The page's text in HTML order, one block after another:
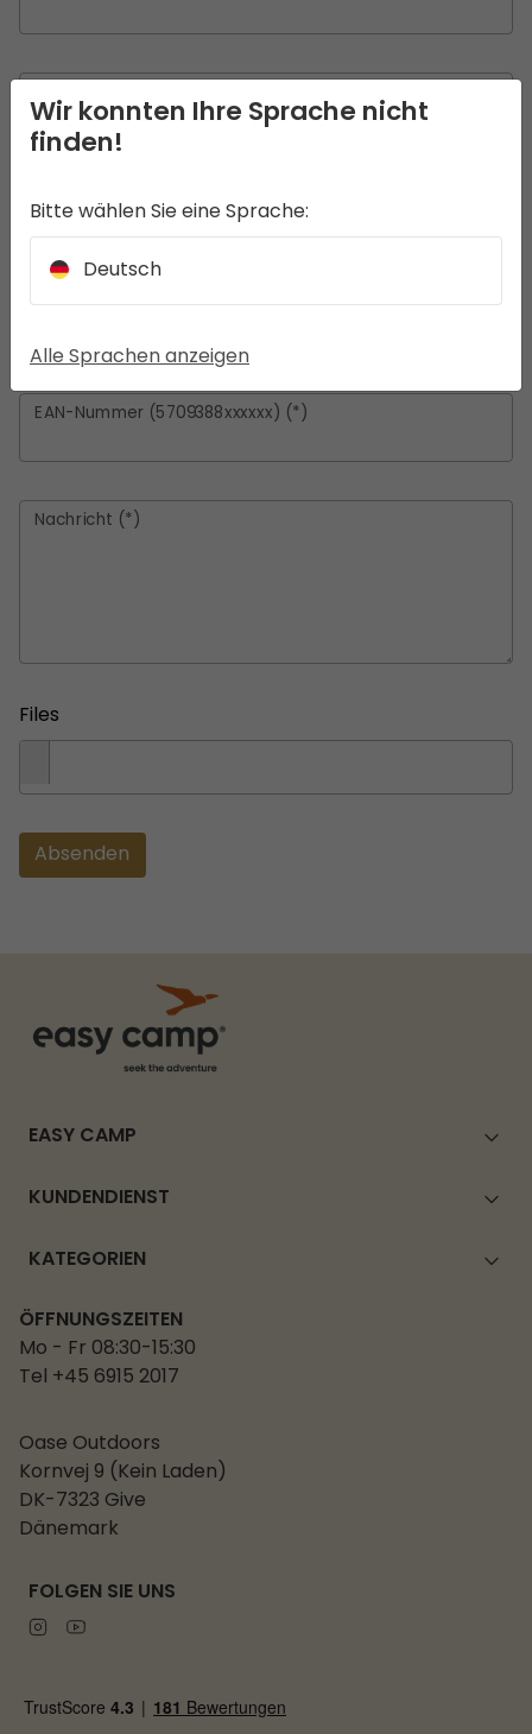
Land (*)
Telefon (*)
Category (*)
EAN-Nummer (5709388xxxxxx) (*)
Nachricht (*)
Files
Absenden
EASY CAMP
KUNDENDIENST
KATEGORIEN
ÖFFNUNGSZEITEN
Mo - Fr 08:30-15:30
Tel +45 6915 2017
Oase Outdoors
Kornvej 9 (Kein Laden)
DK-7323 Give
Dänemark
FOLGEN SIE UNS
Instagram
Youtube
Wir konnten Ihre Sprache nicht
finden!
Bitte wählen Sie eine Sprache:
Deutsch
Alle Sprachen anzeigen